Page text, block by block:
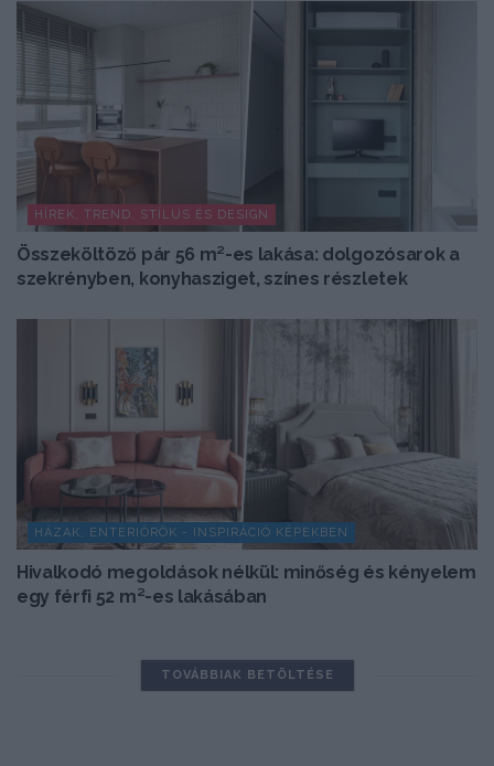
HÍREK, TREND, STÍLUS ÉS DESIGN
Összeköltöző pár 56 m²-es lakása: dolgozósarok a
szekrényben, konyhasziget, színes részletek
HÁZAK, ENTERIŐRÖK - INSPIRÁCIÓ KÉPEKBEN
Hivalkodó megoldások nélkül: minőség és kényelem
egy férfi 52 m²-es lakásában
TOVÁBBIAK BETÖLTÉSE